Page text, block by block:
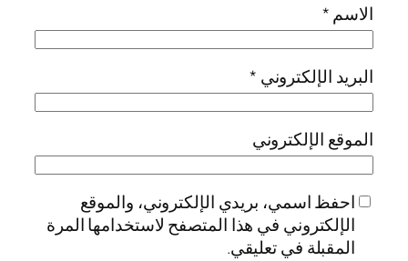
الاسم*
البريد الإلكتروني *
الموقع الإلكتروني
احفظ اسمي، بريدي الإلكتروني، والموقع
الإلكتروني في هذا المتصفح لاستخدامها المرة
المقبلة في تعليقي.